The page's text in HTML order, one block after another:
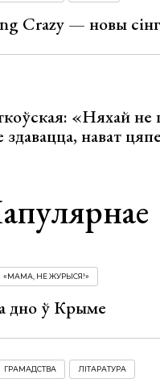
Crazy — новы
«Няхай не
здавацца, нават
«МАМА, НЕ ЖУРЫСЯ!»
дно ў Крыме
ГРАМАДСТВА ЛІТАРАТУРА